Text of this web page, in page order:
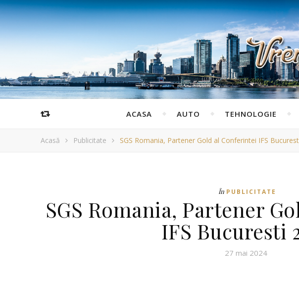
ACASA AUTO TEHNOLOGIE
Acasă Publicitate SGS Romania, Partener Gold al Conferintei IFS
În PUBLICITATE
SGS Romania, Partener
IFS Bucuresti
27 mai 2024